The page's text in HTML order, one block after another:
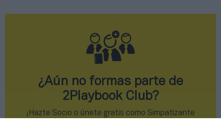
¿Aún no formas parte de
2Playbook Club?
¡Hazte Socio o únete gratis como Simpatizante